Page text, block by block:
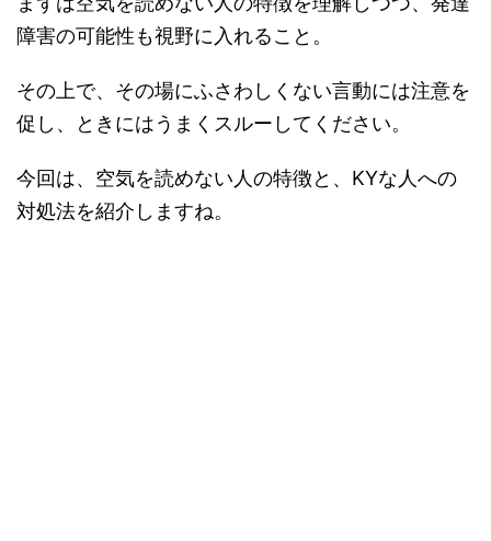
障害の可能性も視野に入れること。
その上で、その場にふさわしくない言動には注意を
促し、ときにはうまくスルーしてください。
今回は、空気を読めない人の特徴と、KYな人への
対処法を紹介しますね。